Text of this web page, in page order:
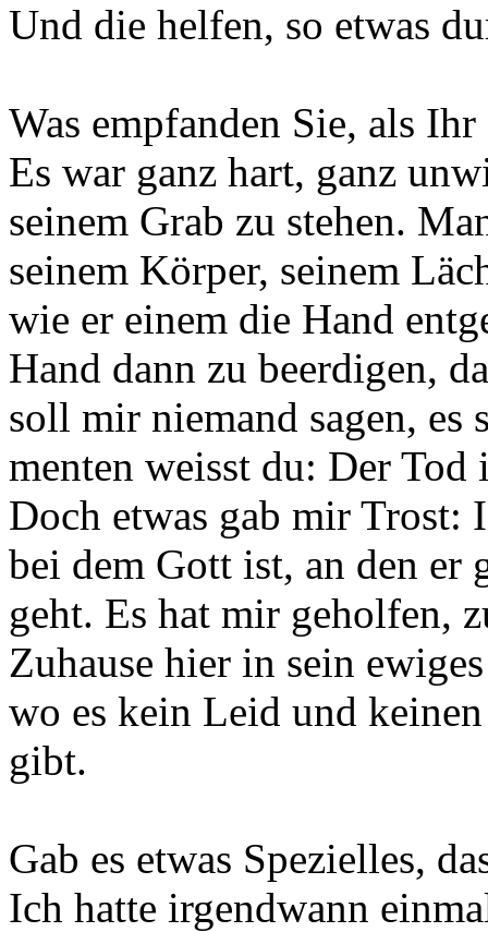
Und die helfen, so etwas
Was empfanden Sie, als
Es war ganz hart, ganz
seinem Grab zu stehen.
seinem Körper, seinem
wie er einem die Hand
Hand dann zu beerdigen,
soll mir niemand sa­gen,
menten weisst du: Der Tod
Doch etwas gab mir Trost:
bei dem Gott ist, an den er
geht. Es hat mir gehol­fen,
Zuhause hier in sein
wo es kein Leid und
gibt.
Gab es etwas Spezi­elles,
Ich hatte irgendwann